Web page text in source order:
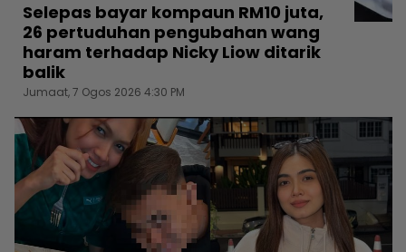
Selepas bayar kompaun RM10 juta,
26 pertuduhan pengubahan wang
haram terhadap Nicky Liow ditarik
balik
Jumaat, 7 Ogos 2026 4:30 PM